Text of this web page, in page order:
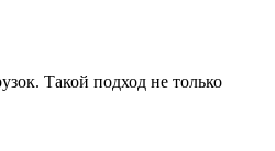
Такой подход не только